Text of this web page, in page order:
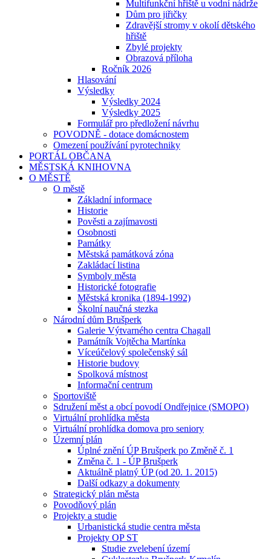
Multifunkční hřiště u vodní nádrže
Dům pro jiřičky
Zdravější stromy v okolí dětského
hřiště
Zbylé projekty
Obrazová příloha
Ročník 2026
Hlasování
Výsledky
Výsledky 2024
Výsledky 2025
Formulář pro předložení návrhu
POVODNĚ - dotace domácnostem
Omezení používání pyrotechniky
PORTÁL OBČANA
MĚSTSKÁ KNIHOVNA
O MĚSTĚ
O městě
Základní informace
Historie
Pověsti a zajímavosti
Osobnosti
Památky
Městská památková zóna
Zakládací listina
Symboly města
Historické fotografie
Městská kronika (1894-1992)
Školní naučná stezka
Národní dům Brušperk
Galerie Výtvarného centra Chagall
Památník Vojtěcha Martínka
Víceúčelový společenský sál
Historie budovy
Spolková místnost
Informační centrum
Sportoviště
Sdružení měst a obcí povodí Ondřejnice (SMOPO)
Virtuální prohlídka města
Virtuální prohlídka domova pro seniory
Územní plán
Úplné znění ÚP Brušperk po Změně č. 1
Změna č. 1 - ÚP Brušperk
Aktuálně platný ÚP (od 20. 1. 2015)
Další odkazy a dokumenty
Strategický plán města
Povodňový plán
Projekty a studie
Urbanistická studie centra města
Projekty OP ST
Studie zvelebení území